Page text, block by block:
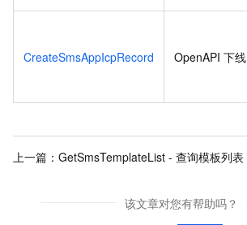
CreateSmsAppIcpRecord OpenAPI 下线
上一篇： GetSmsTemplateList - 查询模板列表
该文章对您有帮助吗？